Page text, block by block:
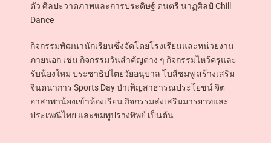
ตัว ศิลปะวาดภาพและการประดิษฐ์ ดนตรี นาฏศิลป์ Chill
Dance
กิจกรรมพัฒนานักเรียนซึ่งจัดโดยโรงเรียนและหน่วยงาน
ภายนอก เช่น กิจกรรมวันสำคัญต่าง ๆ กิจกรรมไหว้ครูและ
รับน้องใหม่ ประชาธิปไตยวัยอนุบาล โบสีชมพู สร้างเสริม
จินตนาการ Sports Day บำเพ็ญสาธารณประโยชน์ จิต
อาสาพาน้องเข้าห้องเรียน กิจกรรมส่งเสริมมารยาทและ
ประเพณีไทย และชมพูปรางทิพย์ เป็นต้น